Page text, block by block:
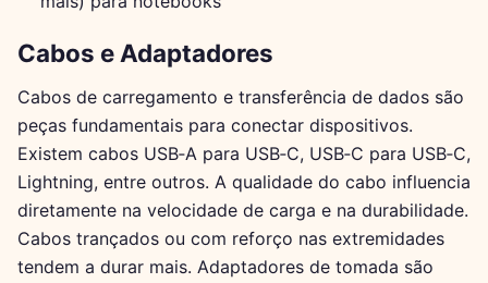
Cabos e Adaptadores
Cabos de carregamento e transferência de dados são
peças fundamentais para conectar dispositivos.
Existem cabos USB‑A para USB‑C, USB‑C para USB‑C,
Lightning, entre outros. A qualidade do cabo influencia
diretamente na velocidade de carga e na durabilidade.
Cabos trançados ou com reforço nas extremidades
tendem a durar mais. Adaptadores de tomada são